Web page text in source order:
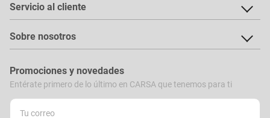
Servicio al cliente
Sobre nosotros
Promociones y novedades
Entérate primero de lo último en CARSA que tenemos para ti